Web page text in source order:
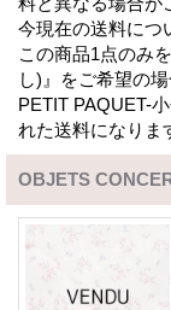
今現在の送料につ
この商品1点のみ
し)』をご希望の場
PETIT PAQUET-
れた送料になりま
OBJETS